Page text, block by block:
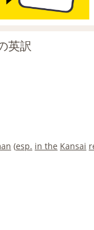
英訳
(esp. in the Kansai